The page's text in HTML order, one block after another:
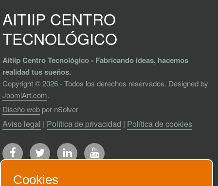
AITIIP CENTRO
TECNOLÓGICO
Aitiip Centro Tecnológico - Fabricando ideas, hacemos
realidad tus sueños.
Copyright © 2026 - Todos los derechos reservados. Designed by
JoomlArt.com.
Diseño web por nSolver
Aviso legal | Política de privacidad | Política de cookies
Cookies